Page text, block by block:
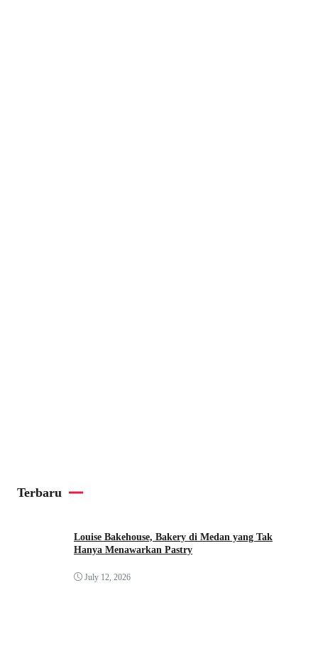
Terbaru
Louise Bakehouse, Bakery di Medan yang Tak
Hanya Menawarkan Pastry
July 12, 2026